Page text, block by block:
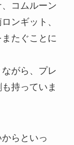
コムルーン
ンギット、
たぐことに
がら、プレ
持っていま
らといっ